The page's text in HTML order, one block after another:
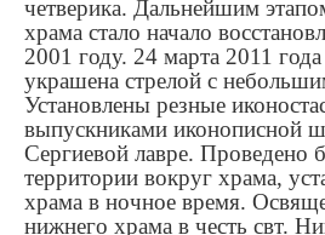
четверика. Дальнейшим
храма стало начало
2001 году. 24 марта 2011
украшена стрелой с
Установлены резные
выпускниками иконописной
Сергиевой лавре. Проведено
территории вокруг храма,
храма в ночное время.
нижнего храма в честь свт.